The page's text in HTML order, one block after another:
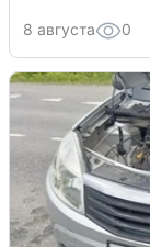
8 августа 0